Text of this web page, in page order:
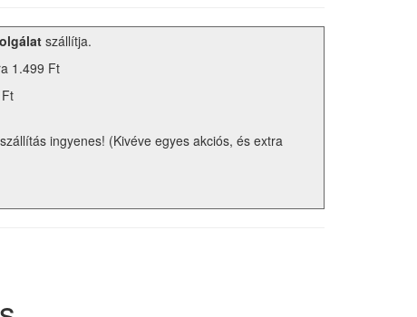
szállítja.
1.499 Ft
ingyenes! (Kivéve egyes akciós, és extra